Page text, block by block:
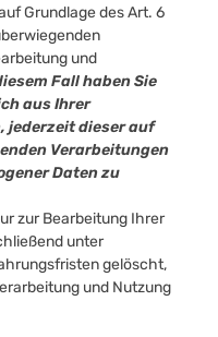
Grundlage des Art. 6
und
Fall haben Sie
aus Ihrer
jederzeit dieser auf
Verarbeitungen
Daten zu
zur Bearbeitung Ihrer
unter
gelöscht,
und Nutzung